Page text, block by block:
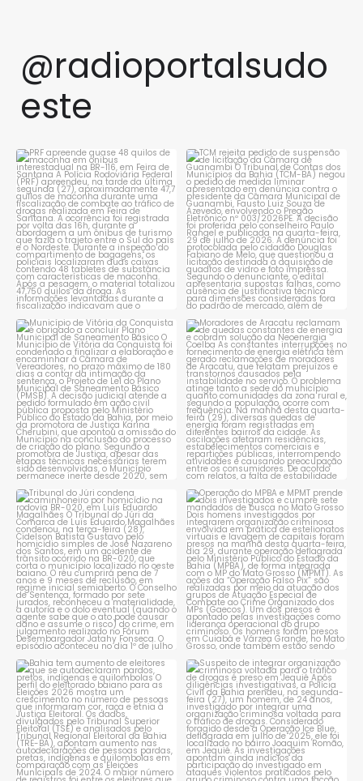
@radioportalsudo
este
PRF apreende quase 48 quilos
de maconha em ônibus...
1 0
TCM rejeita pedido de
suspensão de licitação da...
1 0
Município de Vitória da
Conquista é obrigado a...
1 0
Moradores de Aracatu
reclamam de quedas
constantes ...
1 0
Tribunal do Júri condena
caminhoneiro por...
1 0
Operação do MPBA e MPMT
prende dois investigados e...
1 0
Bahia tem aumento de eleitores
que se autodeclaram...
1 0
Suspeito de integrar
organização criminosa
voltada...
1 0